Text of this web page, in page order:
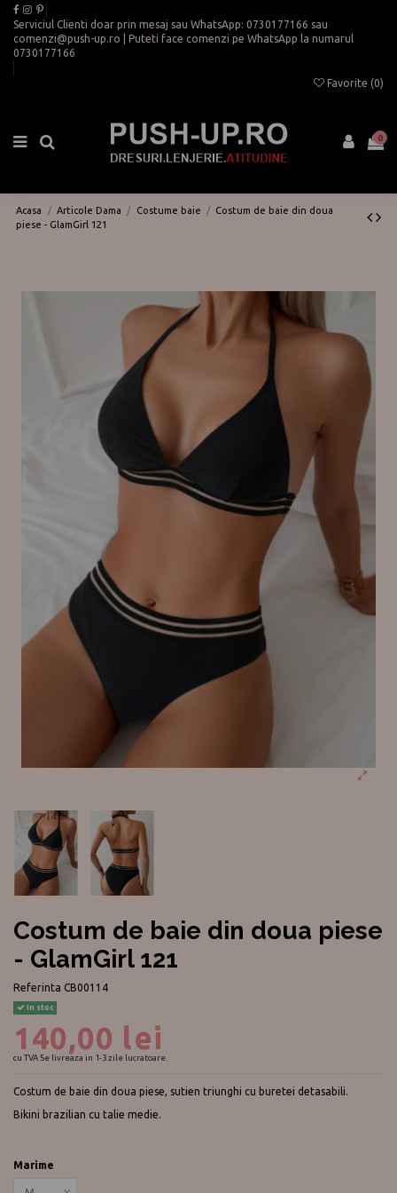
Serviciul Clienti doar prin mesaj sau WhatsApp: 0730177166 sau
comenzi@push-up.ro | Puteti face comenzi pe WhatsApp la numarul
0730177166
Favorite (0)
0
Acasa Articole Dama Costume baie
Costum de baie din doua
piese - GlamGirl 121
Costum de baie din doua piese
- GlamGirl 121
Referinta CB00114
In stoc
140,00 lei
cu TVASe livreaza in 1-3 zile lucratoare.
Costum de baie din doua piese, sutien triunghi cu buretei detasabili.
Bikini brazilian cu talie medie.
Marime